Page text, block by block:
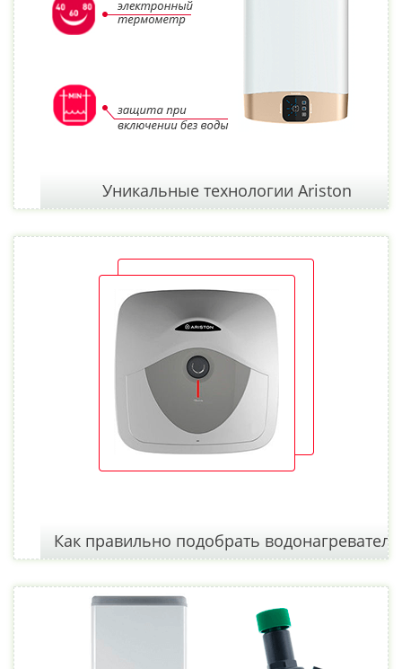
Уникальные технологии Ariston
Как правильно подобрать водонагреватель